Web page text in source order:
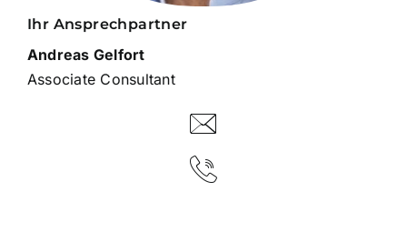
Ihr Ansprechpartner
Andreas Gelfort
Associate Consultant